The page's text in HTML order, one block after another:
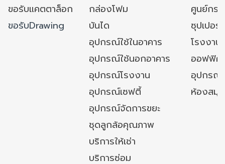
ขอรับแคตตาล็อก
กล่องโฟม
ศูนย์กร
ขอรับDrawing
บันได
ซุปเปอ
อุปกรณ์ใช้ในอาคาร
โรงงา
อุปกรณ์ใช้นอกอาคาร
ออฟฟิศ/
อุปกรณ์โรงงาน
อุปกรณ์
อุปกรณ์เซฟตี้
ห้องสมุ
อุปกรณ์จัดการขยะ
ชุดลูกล้อคุณภาพ
บริการให้เช่า
บริการซ่อม